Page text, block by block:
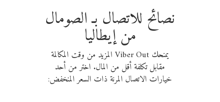
نصائح للاتصال بـ الصومال
من إيطاليا
يمنحك Viber Out المزيد من وقت المكالمة
مقابل تكلفة أقل من المال. اختر من أحد
خيارات الاتصال المرنة ذات السعر المنخفض: